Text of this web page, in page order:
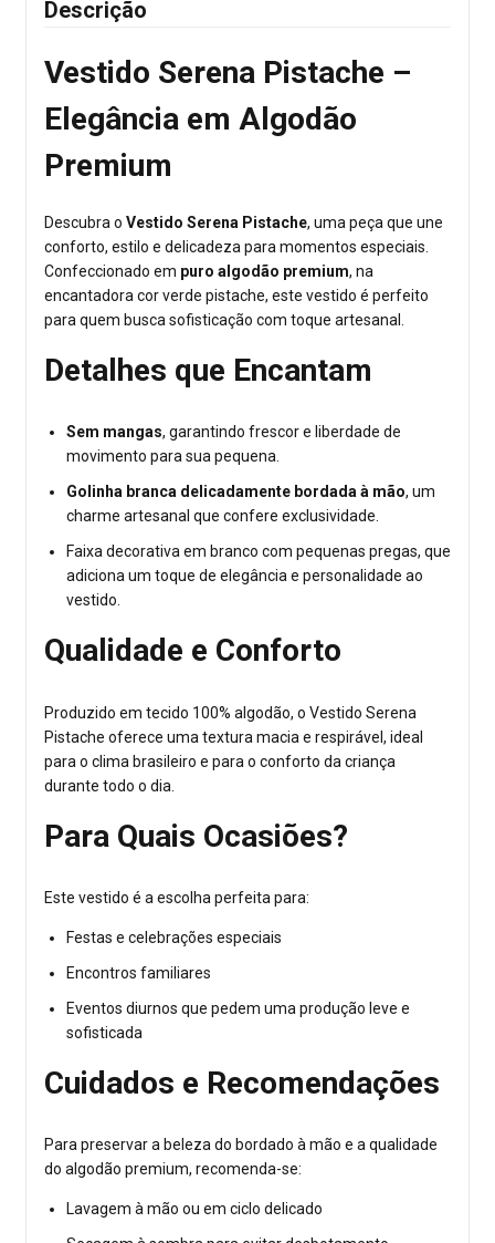
Descrição
Vestido Serena Pistache –
Elegância em Algodão
Premium
Descubra o Vestido Serena Pistache, uma peça que une
conforto, estilo e delicadeza para momentos especiais.
Confeccionado em puro algodão premium, na
encantadora cor verde pistache, este vestido é perfeito
para quem busca sofisticação com toque artesanal.
Detalhes que Encantam
Sem mangas, garantindo frescor e liberdade de
movimento para sua pequena.
Golinha branca delicadamente bordada à mão, um
charme artesanal que confere exclusividade.
Faixa decorativa em branco com pequenas pregas, que
adiciona um toque de elegância e personalidade ao
vestido.
Qualidade e Conforto
Produzido em tecido 100% algodão, o Vestido Serena
Pistache oferece uma textura macia e respirável, ideal
para o clima brasileiro e para o conforto da criança
durante todo o dia.
Para Quais Ocasiões?
Este vestido é a escolha perfeita para:
Festas e celebrações especiais
Encontros familiares
Eventos diurnos que pedem uma produção leve e
sofisticada
Cuidados e Recomendações
Para preservar a beleza do bordado à mão e a qualidade
do algodão premium, recomenda-se:
Lavagem à mão ou em ciclo delicado